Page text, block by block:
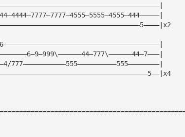
777———————————555——————————555————————|